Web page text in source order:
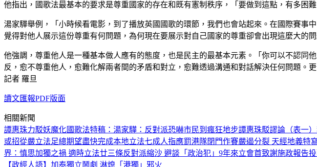
他指出，國歌法最基本的要求是尊重國家的存在和既有憲制秩序，「要做到這點，有多困
湯家驊舉例，「小時候看電影，到了播放英國國歌的環節，我們也會站起來。在國際賽
覺得對他人展示這份尊重有何問題，為何現在要展示對自己國家的尊重卻會出現這麼大的問
他強調，尊重他人是一種基本做人應有的態度，也是民主的最基本元素。「你可以不認
反，愈不尊重他人，愈難化解兩者間的矛盾和對立，愈難透過溝通和對話解決任何問題
記者 羅旦
讀文匯報PDF版面
相關新聞
譚惠珠力駁妖魔化國歌法特稿：湯家驊：反對派恐嚇市民到瘋狂地步譚惠珠駁謬論（表一）
或招從嚴立法足總期望盡快完成本地立法七成人指應罰港隊閉門作賽嚴遏分裂 天經地義特
界：慎思加獨之禍 適時立法廿三條反對派縮沙 避談「政治犯」 9年來立會首致謝施政報告
【政經人語】加泰獨立鬧劇 淋熄「港獨」邪火